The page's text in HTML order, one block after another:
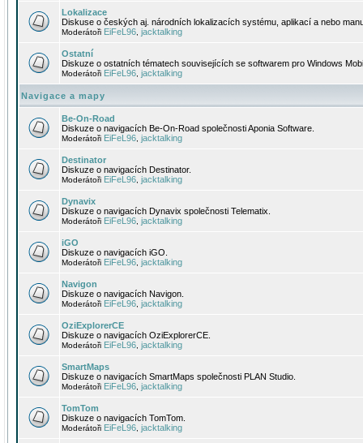
Lokalizace
Diskuse o českých aj. národních lokalizacích systému, aplikací a nebo
Moderátoři EiFeL96 jacktalking
Ostatní
Diskuze o ostatních tématech souvisejících se softwarem pro Windows
Moderátoři EiFeL96 jacktalking
Navigace a mapy
Be-On-Road
Diskuze o navigacích Be-On-Road společnosti Aponia Software.
Moderátoři EiFeL96 jacktalking
Destinator
Diskuze o navigacích Destinator.
Moderátoři EiFeL96 jacktalking
Dynavix
Diskuze o navigacích Dynavix společnosti Telematix.
Moderátoři EiFeL96 jacktalking
iGO
Diskuze o navigacích iGO.
Moderátoři EiFeL96 jacktalking
Navigon
Diskuze o navigacích Navigon.
Moderátoři EiFeL96 jacktalking
OziExplorerCE
Diskuze o navigacích OziExplorerCE.
Moderátoři EiFeL96 jacktalking
SmartMaps
Diskuze o navigacích SmartMaps společnosti PLAN Studio.
Moderátoři EiFeL96 jacktalking
TomTom
Diskuze o navigacích TomTom.
Moderátoři EiFeL96 jacktalking